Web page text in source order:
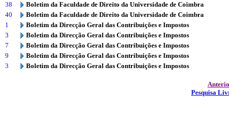
38
Boletim da Faculdade de Direito da Universidade de Coimbra
40
Boletim da Faculdade de Direito da Universidade de Coimbra
1
Boletim da Direcção Geral das Contribuições e Impostos
3
Boletim da Direcção Geral das Contribuições e Impostos
7
Boletim da Direcção Geral das Contribuições e Impostos
9
Boletim da Direcção Geral das Contribuições e Impostos
3
Boletim da Direcção Geral das Contribuições e Impostos
Pesquisa